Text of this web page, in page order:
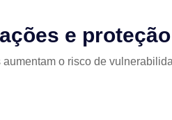
e proteção
o risco de